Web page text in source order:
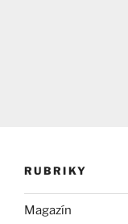
RUBRIKY
Magazín